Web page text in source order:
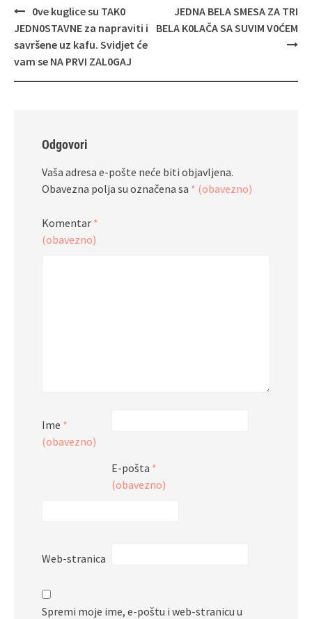
Navigacija
objava
0ve kuglice su TAK0
JEDN0STAVNE za napraviti i
savršene uz kafu. Svidjet će
vam se NA PRVI ZAL0GAJ
JEDNA BELA SMESA ZA TRI
BELA K0LAČA SA SUVIM V0ĆEM
Odgovori
Vaša adresa e-pošte neće biti objavljena.
Obavezna polja su označena sa * (obavezno)
Komentar *
(obavezno)
Ime *
(obavezno)
E-pošta *
(obavezno)
Web-stranica
Spremi moje ime, e-poštu i web-stranicu u